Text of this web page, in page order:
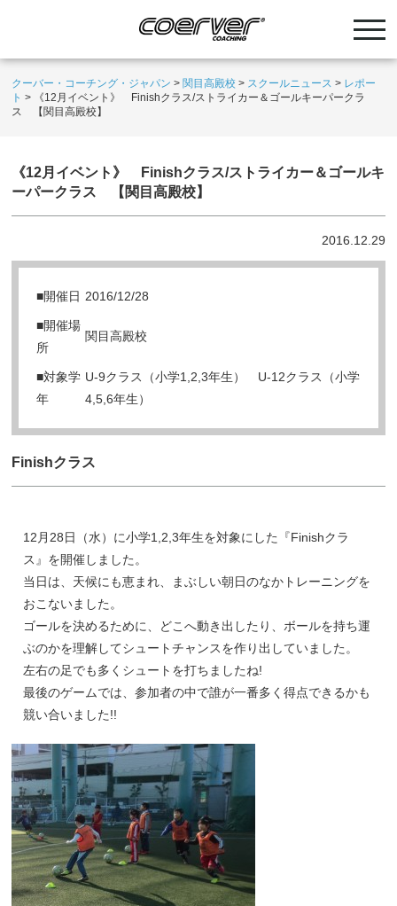
クーバー・コーチング・ジャパン > 関目高殿校 > スクールニュース > レポー
ト >
《12月イベント》 Finishクラス/ストライカー＆ゴールキーパークラ
ス 【関目高殿校】
《12月イベント》 Finishクラス/ストライカー＆ゴールキ
ーパークラス 【関目高殿校】
2016.12.29
■開催日 2016/12/28
■開催場
所
関目高殿校
■対象学
年
U-9クラス（小学1,2,3年生） U-12クラス（小学
4,5,6年生）
Finishクラス
12月28日（水）に小学1,2,3年生を対象にした『Finishクラ
ス』を開催しました。
当日は、天候にも恵まれ、まぶしい朝日のなかトレーニングを
おこないました。
ゴールを決めるために、どこへ動き出したり、ボールを持ち運
ぶのかを理解してシュートチャンスを作り出していました。
左右の足でも多くシュートを打ちましたね!
最後のゲームでは、参加者の中で誰が一番多く得点できるかも
競い合いました!!